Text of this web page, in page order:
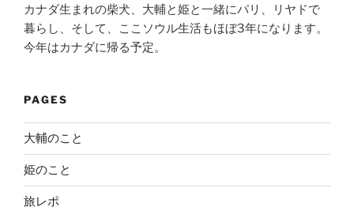
カナダ生まれの柴犬、大輔と姫と一緒にパリ、リヤドで
暮らし、そして、ここソウル生活もほぼ3年になります。
今年はカナダに帰る予定。
PAGES
大輔のこと
姫のこと
旅レポ